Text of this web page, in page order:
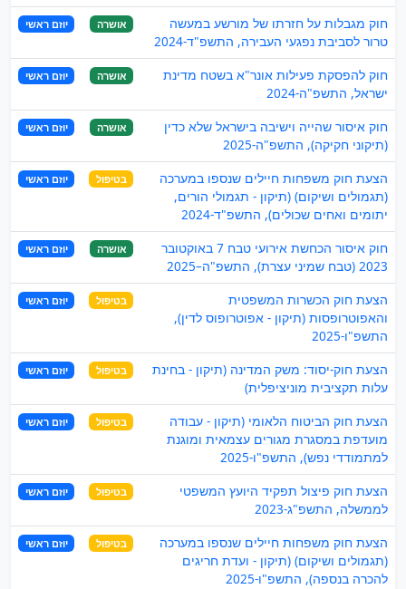
חוק מגבלות על חזרתו של מורשע במעשה
טרור לסביבת נפגעי העבירה, התשפ"ד-2024
אושרה יוזם ראשי
חוק להפסקת פעילות אונר"א בשטח מדינת
ישראל, התשפ"ה-2024
אושרה יוזם ראשי
חוק איסור שהייה וישיבה בישראל שלא כדין
(תיקוני חקיקה), התשפ"ה-2025
אושרה יוזם ראשי
הצעת חוק משפחות חיילים שנספו במערכה
(תגמולים ושיקום) (תיקון - תגמולי הורים,
יתומים ואחים שכולים), התשפ"ד-2024
בטיפול יוזם ראשי
חוק איסור הכחשת אירועי טבח 7 באוקטובר
2023 (טבח שמיני עצרת), התשפ"ה–2025
אושרה יוזם ראשי
הצעת חוק הכשרות המשפטית
והאפוטרופסות (תיקון - אפוטרופוס לדין),
התשפ"ו-2025
בטיפול יוזם ראשי
הצעת חוק-יסוד: משק המדינה (תיקון - בחינת
עלות תקציבית מוניציפלית)
בטיפול יוזם ראשי
הצעת חוק הביטוח הלאומי (תיקון - עבודה
מועדפת במסגרת מגורים עצמאית ומוגנת
למתמודדי נפש), התשפ"ו-2025
בטיפול יוזם ראשי
הצעת חוק פיצול תפקיד היועץ המשפטי
לממשלה, התשפ"ג-2023
בטיפול יוזם ראשי
הצעת חוק משפחות חיילים שנספו במערכה
(תגמולים ושיקום) (תיקון - ועדת חריגים
להכרה בנספה), התשפ"ו-2025
בטיפול יוזם ראשי